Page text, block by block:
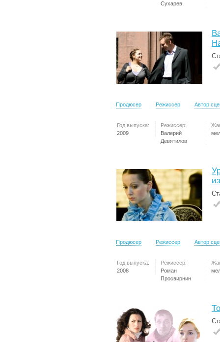
Сухарев
Продюсер Режиссер Автор
Год выпуска:
2009
Режиссер:
Валерий
Девятилов
Продюсер Режиссер Автор
Год выпуска:
2008
Режиссер:
Роман
Просвирнин